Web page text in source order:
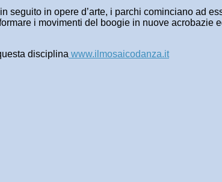
in opere d’arte, i parchi cominciano ad
i movimenti del boogie in nuove acrobazie
disciplina www.ilmosaicodanza.it